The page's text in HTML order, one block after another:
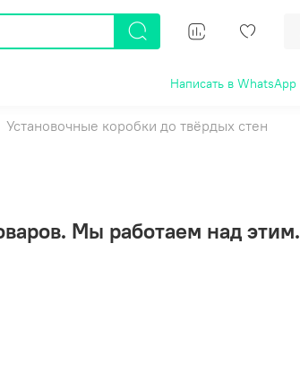
Написать в WhatsApp
Установочные коробки до твёрдых стен
Мы работаем над этим.